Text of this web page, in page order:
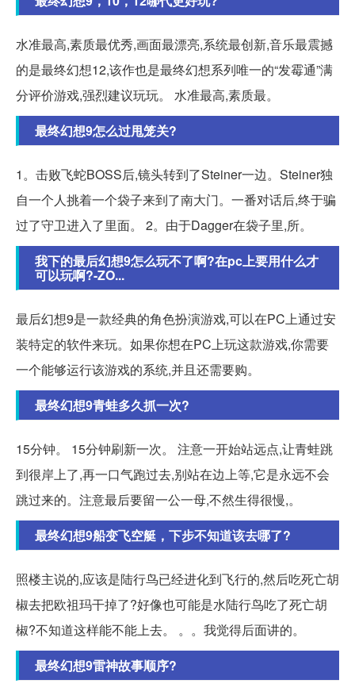
水准最高,素质最优秀,画面最漂亮,系统最创新,音乐最震撼
的是最终幻想12,该作也是最终幻想系列唯一的“发霉通”满
分评价游戏,强烈建议玩玩。 水准最高,素质最。
最终幻想9怎么过甩笼关?
1。击败飞蛇BOSS后,镜头转到了Steiner一边。Steiner独
自一个人挑着一个袋子来到了南大门。一番对话后,终于骗
过了守卫进入了里面。 2。由于Dagger在袋子里,所。
我下的最后幻想9怎么玩不了啊?在pc上要用什么才
可以玩啊?-ZO...
最后幻想9是一款经典的角色扮演游戏,可以在PC上通过安
装特定的软件来玩。如果你想在PC上玩这款游戏,你需要
一个能够运行该游戏的系统,并且还需要购。
最终幻想9青蛙多久抓一次?
15分钟。 15分钟刷新一次。 注意一开始站远点,让青蛙跳
到很岸上了,再一口气跑过去,别站在边上等,它是永远不会
跳过来的。注意最后要留一公一母,不然生得很慢,。
最终幻想9船变飞空艇，下步不知道该去哪了?
照楼主说的,应该是陆行鸟已经进化到飞行的,然后吃死亡胡
椒去把欧祖玛干掉了?好像也可能是水陆行鸟吃了死亡胡
椒?不知道这样能不能上去。 。。我觉得后面讲的。
最终幻想9雷神故事顺序?